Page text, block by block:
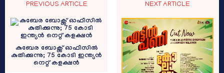
PREVIOUS ARTICLE
കുബേര ബോക്സ് ഓഫീസിൽ
കുതിക്കുന്നു; 75 കോടി ഇന്ത്യന്‍
നെറ്റ് കളക്ഷന്‍
NEXT ARTICLE